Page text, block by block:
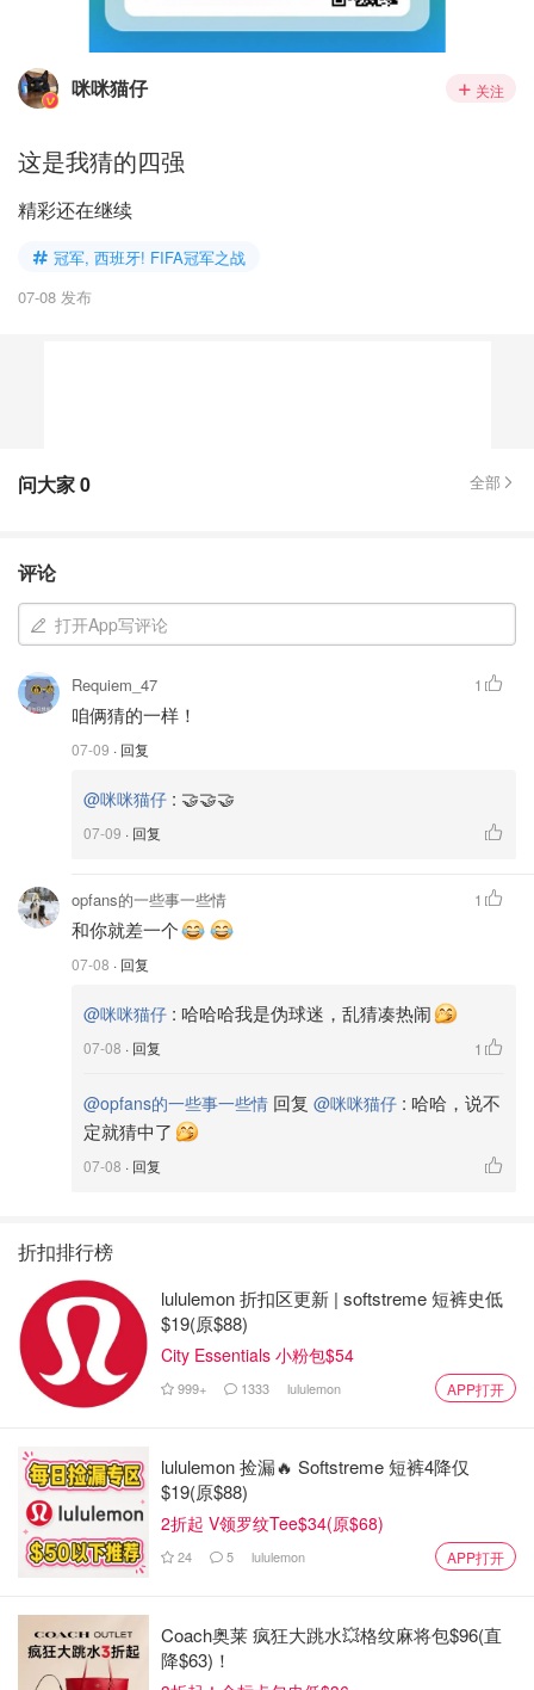
咪咪猫仔 关注
这是我猜的四强
精彩还在继续
冠军, 西班牙! FIFA冠军之战
07-08 发布
问大家0 全部
评论
打开App写评论
Requiem_47
咱俩猜的一样！
07-09 · 回复
1
@咪咪猫仔 : 🤝🤝🤝
07-09 · 回复
opfans的一些事一些情
和你就差一个
07-08 · 回复
1
@咪咪猫仔 : 哈哈哈我是伪球迷，乱猜凑热闹
07-08 · 回复 1
@opfans的一些事一些情 回复 @咪咪猫仔 : 哈哈，说不
定就猜中了
07-08 · 回复
折扣排行榜
lululemon 折扣区更新 | softstreme 短裤史低
$19(原$88)
City Essentials 小粉包$54
999+ 1333 lululemon APP打开
lululemon 捡漏🔥 Softstreme 短裤4降仅
$19(原$88)
2折起 V领罗纹Tee$34(原$68)
24 5 lululemon APP打开
Coach奥莱 疯狂大跳水💥格纹麻将包$96(直
降$63)！